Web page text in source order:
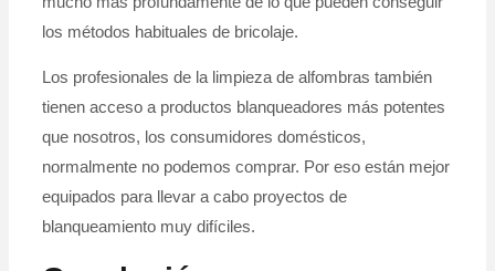
los métodos habituales de bricolaje.
Los profesionales de la limpieza de alfombras también
tienen acceso a productos blanqueadores más potentes
que nosotros, los consumidores domésticos,
normalmente no podemos comprar. Por eso están mejor
equipados para llevar a cabo proyectos de
blanqueamiento muy difíciles.